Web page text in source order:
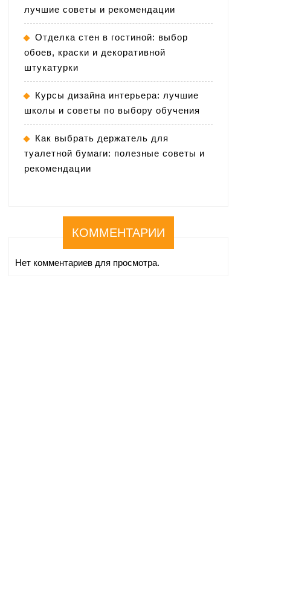
лучшие советы и рекомендации
Отделка стен в гостиной: выбор
обоев, краски и декоративной
штукатурки
Курсы дизайна интерьера: лучшие
школы и советы по выбору обучения
Как выбрать держатель для
туалетной бумаги: полезные советы и
рекомендации
КОММЕНТАРИИ
Нет комментариев для просмотра.